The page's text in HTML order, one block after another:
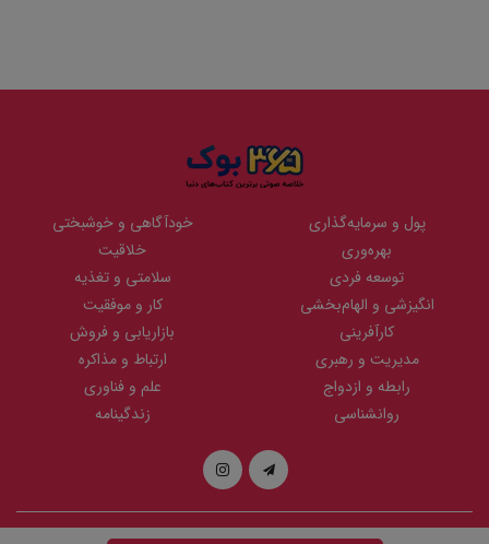
پول و سرمایه‌گذاری
خودآگاهی و خوشبختی
بهره‌وری
خلاقیت
توسعه فردی
سلامتی و تغذیه
انگیزشی و الهام‌بخشی
کار و موفقیت
کارآفرینی
بازاریابی و فروش
مدیریت و رهبری
ارتباط و مذاکره
رابطه و ازدواج
علم و فناوری
روانشناسی
زندگینامه